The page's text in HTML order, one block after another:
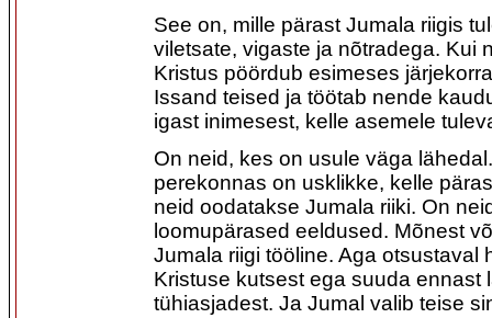
See on, mille pärast Jumala riigis
viletsate, vigaste ja nõtradega. Kui
Kristus pöördub esimeses
Issand teised ja töötab nende
igast inimesest, kelle asemele
On neid, kes on usule väga
perekonnas on usklikke, kelle
neid oodatakse Jumala riiki. On
loomupärased eeldused. Mõnest
Jumala riigi tööline. Aga otsustaval
Kristuse kutsest ega suuda ennast
tühiasjadest. Ja Jumal valib teise